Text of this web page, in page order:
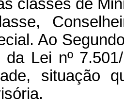
classes de
Ao
da Lei nº
situação